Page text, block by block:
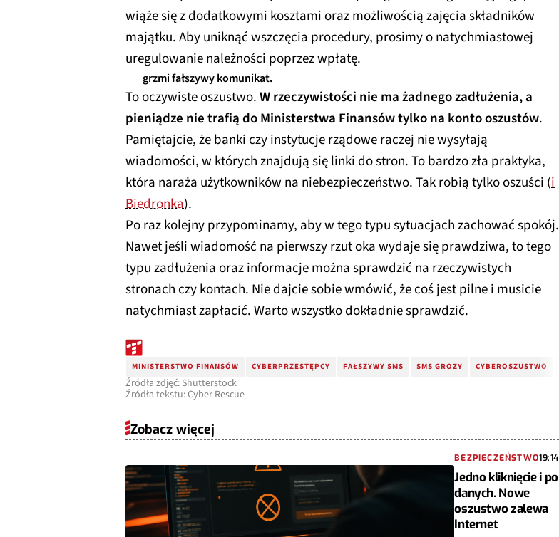
wiąże się z dodatkowymi kosztami oraz możliwością zajęcia składników
majątku. Aby uniknąć wszczęcia procedury, prosimy o natychmiastowej
uregulowanie należności poprzez wpłatę.
grzmi fałszywy komunikat.
To oczywiste oszustwo.W rzeczywistości nie ma żadnego zadłużenia, a
pieniądze nie trafią do Ministerstwa Finansów tylko na konto oszustów.
Pamiętajcie, że banki czy instytucje rządowe raczej nie wysyłają
wiadomości, w których znajdują się linki do stron. To bardzo zła praktyka,
która naraża użytkowników na niebezpieczeństwo. Tak robią tylko oszuści (i
Biedronka).
Po raz kolejny przypominamy, aby w tego typu sytuacjach zachować spokój.
Nawet jeśli wiadomość na pierwszy rzut oka wydaje się prawdziwa, to tego
typu zadłużenia oraz informacje można sprawdzić na rzeczywistych
stronach czy kontach. Nie dajcie sobie wmówić, że coś jest pilne i musicie
natychmiast zapłacić. Warto wszystko dokładnie sprawdzić.
MINISTERSTWO FINANSÓW CYBERPRZESTĘPCY FAŁSZYWY SMS SMS GROZY CYBEROSZUSTWO
Źródła zdjęć: Shutterstock
Źródła tekstu: Cyber Rescue
Zobacz więcej
BEZPIECZEŃSTWO19:14
Jedno kliknięcie i po
danych. Nowe
oszustwo zalewa
Internet